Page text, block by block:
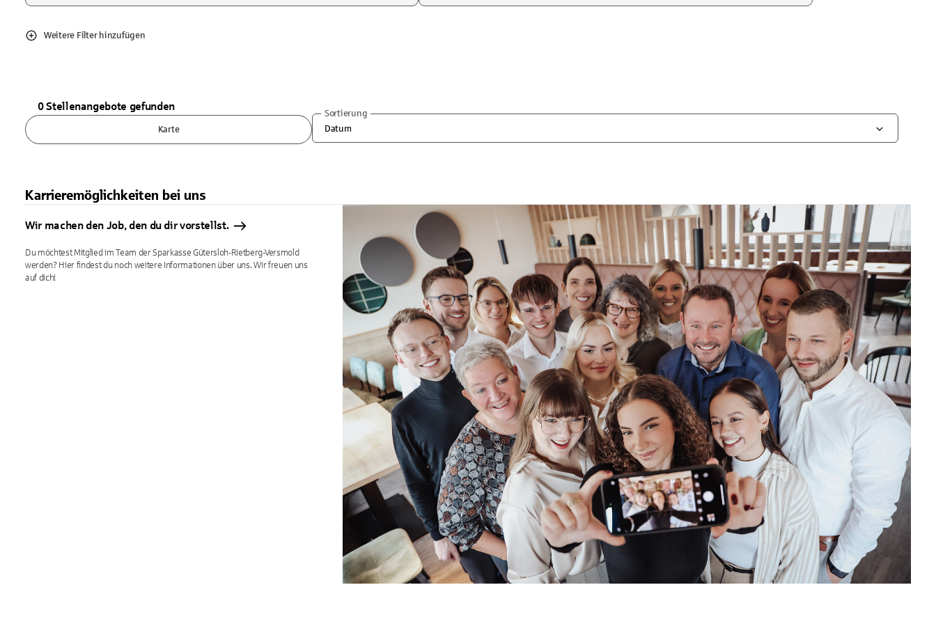
Weitere Filter hinzufügen
0 Stellenangebote gefunden
Karte
Sortierung
Datum
Karrieremöglichkeiten bei uns
Wir machen den Job, den du dir vorstellst.
Du möchtest Mitglied im Team der Sparkasse Gütersloh-Rietberg-Versmold
werden? Hier findest du noch weitere Informationen über uns. Wir freuen uns
auf dich!